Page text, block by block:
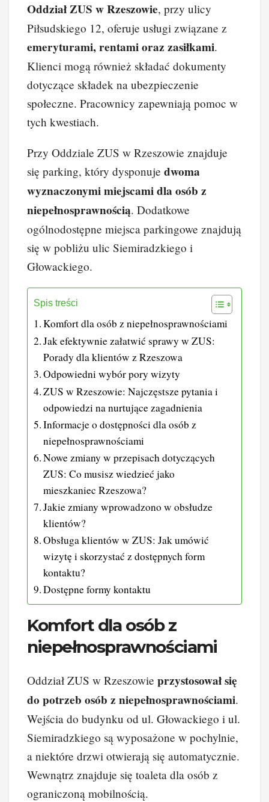
c
e
b
o
o
k
er
e
st
k
e
dI
n
d
di
t
o
p
p
y
Li
n
k
Oddział ZUS w Rzeszowie, przy ulicy
Piłsudskiego 12, oferuje usługi związane z
emeryturami, rentami oraz zasiłkami.
Klienci mogą również składać dokumenty
dotyczące składek na ubezpieczenie
społeczne. Pracownicy zapewniają pomoc w
tych kwestiach.
Przy Oddziale ZUS w Rzeszowie znajduje
się parking, który dysponuje dwoma
wyznaczonymi miejscami dla osób z
niepełnosprawnością. Dodatkowe
ogólnodostępne miejsca parkingowe znajdują
się w pobliżu ulic Siemiradzkiego i
Głowackiego.
Spis treści
Komfort dla osób z niepełnosprawnościami
Jak efektywnie załatwić sprawy w ZUS:
Porady dla klientów z Rzeszowa
Odpowiedni wybór pory wizyty
ZUS w Rzeszowie: Najczęstsze pytania i
odpowiedzi na nurtujące zagadnienia
Informacje o dostępności dla osób z
niepełnosprawnościami
Nowe zmiany w przepisach dotyczących
ZUS: Co musisz wiedzieć jako
mieszkaniec Rzeszowa?
Jakie zmiany wprowadzono w obsłudze
klientów?
Obsługa klientów w ZUS: Jak umówić
wizytę i skorzystać z dostępnych form
kontaktu?
Dostępne formy kontaktu
Komfort dla osób z
niepełnosprawnościami
Oddział ZUS w Rzeszowie przystosował się
do potrzeb osób z niepełnosprawnościami.
Wejścia do budynku od ul. Głowackiego i ul.
Siemiradzkiego są wyposażone w pochylnie,
a niektóre drzwi otwierają się automatycznie.
Wewnątrz znajduje się toaleta dla osób z
ograniczoną mobilnością.